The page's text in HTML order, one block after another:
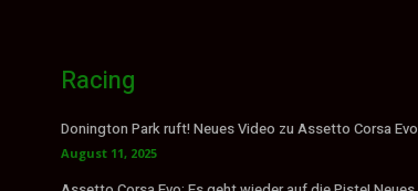
Racing
Donington Park ruft! Neues Video zu Assetto Corsa Evo
August 11, 2025